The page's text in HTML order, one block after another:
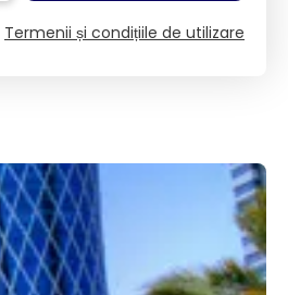
Termenii și condițiile de utilizare